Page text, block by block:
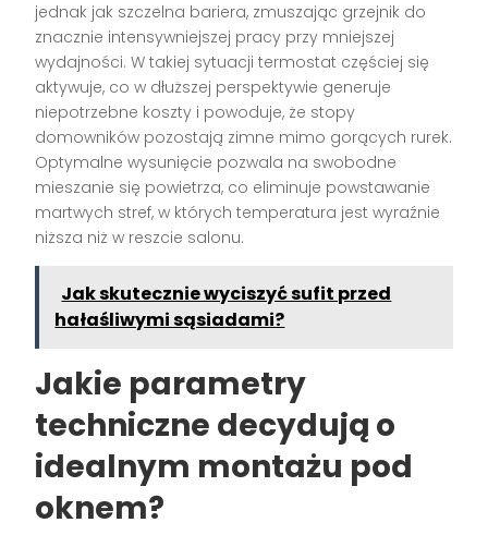
jednak jak szczelna bariera, zmuszając grzejnik do
znacznie intensywniejszej pracy przy mniejszej
wydajności. W takiej sytuacji termostat częściej się
aktywuje, co w dłuższej perspektywie generuje
niepotrzebne koszty i powoduje, że stopy
domowników pozostają zimne mimo gorących rurek.
Optymalne wysunięcie pozwala na swobodne
mieszanie się powietrza, co eliminuje powstawanie
martwych stref, w których temperatura jest wyraźnie
niższa niż w reszcie salonu.
Jak skutecznie wyciszyć sufit przed
hałaśliwymi sąsiadami?
Jakie parametry
techniczne decydują o
idealnym montażu pod
oknem?